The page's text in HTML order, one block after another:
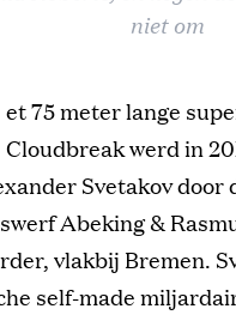
niet om
et 75 meter lange
Cloudbreak werd in
Svetakov door
Abeking &
vlakbij Bremen.
self-made